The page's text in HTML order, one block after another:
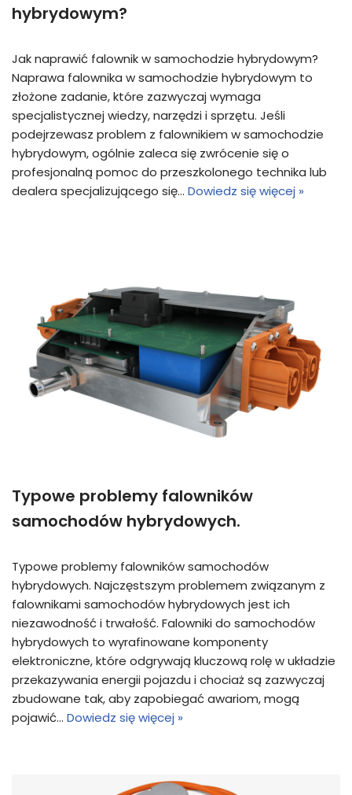
hybrydowym?
Jak naprawić falownik w samochodzie hybrydowym?
Naprawa falownika w samochodzie hybrydowym to
złożone zadanie, które zazwyczaj wymaga
specjalistycznej wiedzy, narzędzi i sprzętu. Jeśli
podejrzewasz problem z falownikiem w samochodzie
hybrydowym, ogólnie zaleca się zwrócenie się o
profesjonalną pomoc do przeszkolonego technika lub
dealera specjalizującego się… Dowiedz się więcej »
Typowe problemy falowników
samochodów hybrydowych.
Typowe problemy falowników samochodów
hybrydowych. Najczęstszym problemem związanym z
falownikami samochodów hybrydowych jest ich
niezawodność i trwałość. Falowniki do samochodów
hybrydowych to wyrafinowane komponenty
elektroniczne, które odgrywają kluczową rolę w układzie
przekazywania energii pojazdu i chociaż są zazwyczaj
zbudowane tak, aby zapobiegać awariom, mogą
pojawić… Dowiedz się więcej »